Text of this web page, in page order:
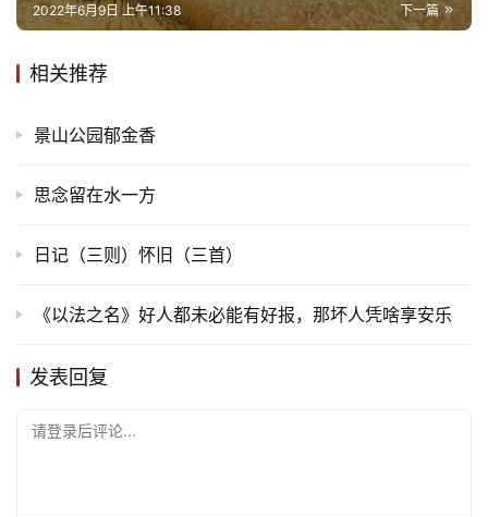
下一篇
2022年6月9日 上午11:38
相关推荐
景山公园郁金香
思念留在水一方
日记（三则）怀旧（三首）
《以法之名》好人都未必能有好报，那坏人凭啥享安乐
发表回复
请登录后评论...